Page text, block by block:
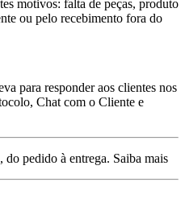
motivos: falta de peças, produto
ou pelo recebimento fora do
para responder aos clientes nos
Chat com o Cliente e
do pedido à entrega. Saiba mais